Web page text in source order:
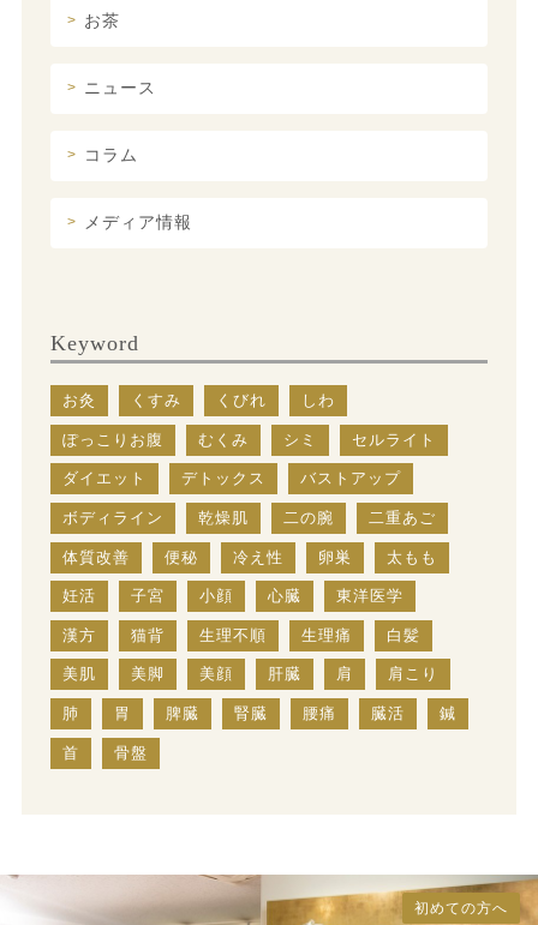
お茶
ニュース
コラム
メディア情報
Keyword
お灸 くすみ くびれ しわ
ぽっこりお腹 むくみ シミ セルライト
ダイエット デトックス バストアップ
ボディライン 乾燥肌 二の腕 二重あご
体質改善 便秘 冷え性 卵巣 太もも
妊活 子宮 小顔 心臓 東洋医学
漢方 猫背 生理不順 生理痛 白髪
美肌 美脚 美顔 肝臓 肩 肩こり
肺 胃 脾臓 腎臓 腰痛 臓活 鍼
首 骨盤
初めての方へ